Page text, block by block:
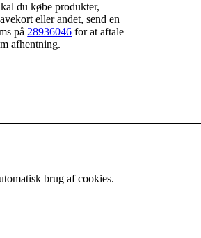
du købe produkter,
eller andet, send en
på28936046 for at aftale
afhentning.
brug af cookies.